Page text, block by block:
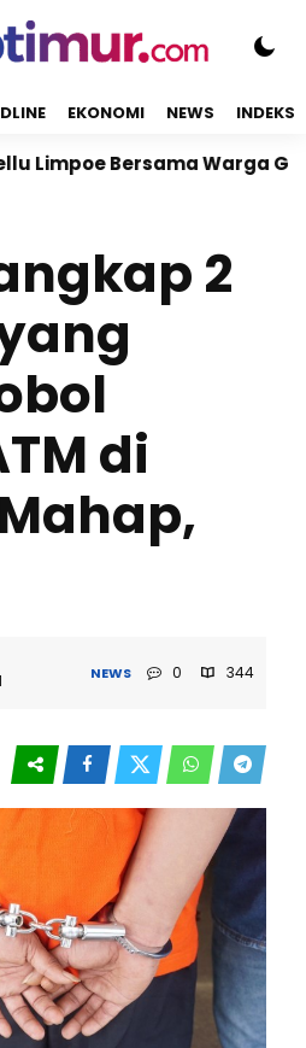
EKONOMI NEWS INDEKS
Bersama Warga Gelar
2
di
NEWS 0 344